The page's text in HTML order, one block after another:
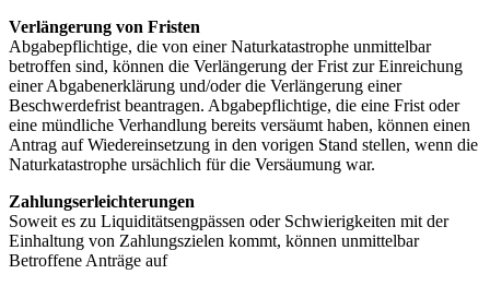
Verlängerung von Fristen
Abgabepflichtige, die von einer Naturkatastrophe unmittelbar
betroffen sind, können die Verlängerung der Frist zur Einreichung
einer Abgabenerklärung und/oder die Verlängerung einer
Beschwerdefrist beantragen. Abgabepflichtige, die eine Frist oder
eine mündliche Verhandlung bereits versäumt haben, können einen
Antrag auf Wiedereinsetzung in den vorigen Stand stellen, wenn die
Naturkatastrophe ursächlich für die Versäumung war.
Zahlungserleichterungen
Soweit es zu Liquiditätsengpässen oder Schwierigkeiten mit der
Einhaltung von Zahlungszielen kommt, können unmittelbar
Betroffene Anträge auf